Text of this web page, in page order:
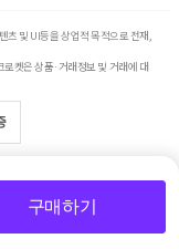
구매하기
츠 및 UI등을 상업적 목적으로 전재,
켓은 상품·거래정보 및 거래에 대